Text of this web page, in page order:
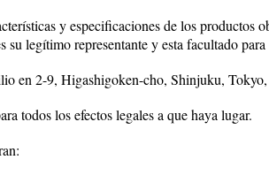
y especificaciones de los productos
su legítimo representante y esta facultado
en 2-9, Higashigoken-cho, Shinjuku,
todos los efectos legales a que haya lugar.